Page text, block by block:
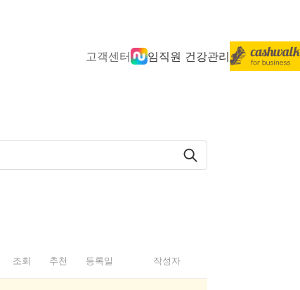
고객센터 임직원 건강관리
조회 추천 등록일 작성자